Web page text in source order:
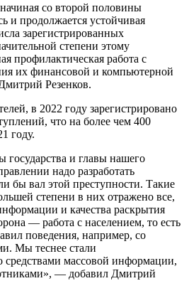
со второй половины
и продолжается устойчивая
зарегистрированных
степени этому
профилактическая работа с
их финансовой и компьютерной
Резенков.
в 2022 году зарегистрировано
что на более чем 400
году.
государства и главы нашего
надо разработать
бы вал этой преступности. Такие
степени в них отражено все,
и качества раскрытия
— работа с населением, то есть
поведения, например, со
Мы теснее стали
средствами массовой информации,
— добавил Дмитрий